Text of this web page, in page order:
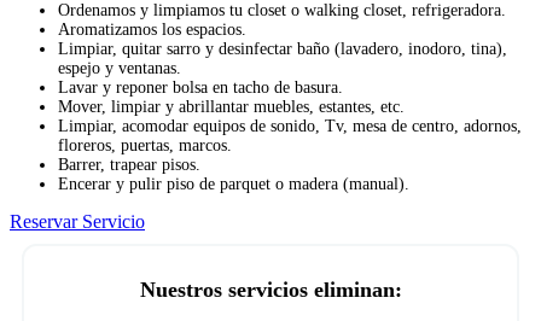
Ordenamos y limpiamos tu closet o walking closet, refrigeradora.
Aromatizamos los espacios.
Limpiar, quitar sarro y desinfectar baño (lavadero, inodoro, tina),
espejo y ventanas.
Lavar y reponer bolsa en tacho de basura.
Mover, limpiar y abrillantar muebles, estantes, etc.
Limpiar, acomodar equipos de sonido, Tv, mesa de centro, adornos,
floreros, puertas, marcos.
Barrer, trapear pisos.
Encerar y pulir piso de parquet o madera (manual).
Reservar Servicio
Nuestros servicios eliminan: